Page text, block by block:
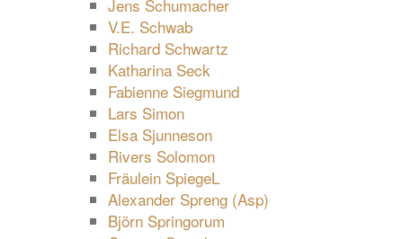
Jens Schumacher
V.E. Schwab
Richard Schwartz
Katharina Seck
Fabienne Siegmund
Lars Simon
Elsa Sjunneson
Rivers Solomon
Fräulein SpiegeL
Alexander Spreng (Asp)
Björn Springorum